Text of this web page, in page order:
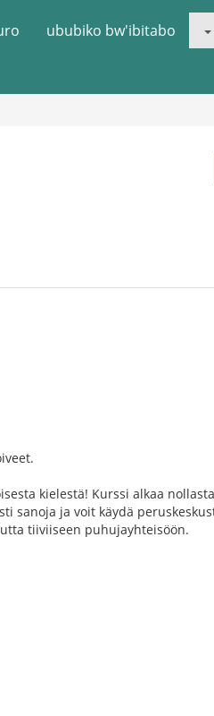
ububiko bw'ibitabo
kielestä! Kurssi alkaa
sanoja ja voit käydä
tiiviiseen puhujayhteisöön.